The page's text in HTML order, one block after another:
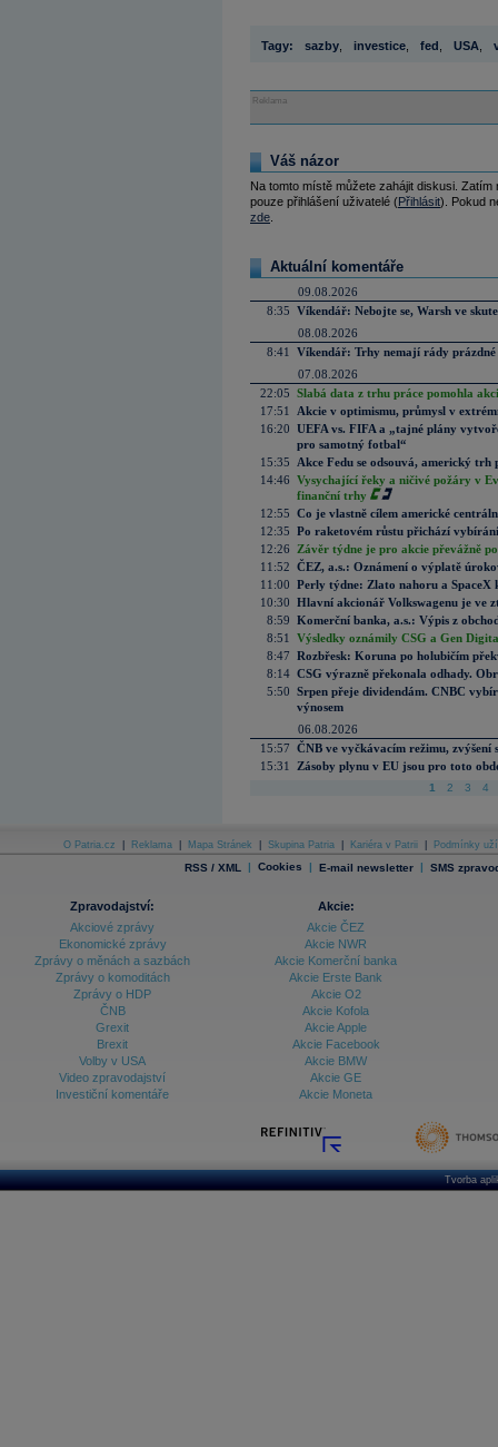
Tagy: sazby investice fed USA
Reklama
Váš názor
Na tomto místě můžete zahájit diskusi.
pouze přihlášení uživatelé (Přihlásit). Pokud
zde
Aktuální komentáře
09.08.2026
8:35 Víkendář: Nebojte se, Warsh ve
08.08.2026
8:41
Víkendář: Trhy nemají rády prázdné
07.08.2026
22:05 Slabá data z trhu práce pomohla
17:51
Akcie v optimismu, průmysl v
16:20 UEFA vs. FIFA a „tajné plány
pro samotný fotbal“
15:35
Akce Fedu se odsouvá, americký
14:46 Vysychající řeky a ničivé požáry v
finanční trhy
12:55 Co je vlastně cílem americké
12:35 Po raketovém růstu přichází
12:26
Závěr týdne je pro akcie převážně
11:52 ČEZ, a.s.: Oznámení o výplatě
11:00 Perly týdne: Zlato nahoru a SpaceX
10:30 Hlavní akcionář Volkswagenu je ve
8:59 Komerční banka, a.s.: Výpis z
8:51
Výsledky oznámily CSG a Gen
8:47 Rozbřesk: Koruna po holubičím
8:14 CSG výrazně překonala odhady.
5:50 Srpen přeje dividendám. CNBC
výnosem
06.08.2026
15:57 ČNB ve vyčkávacím režimu, zvýšení
15:31
Zásoby plynu v EU jsou pro toto
1 2 3 4
O Patria.cz Reklama Mapa Stránek Skupina Patria Kariéra v Patrii Podmínky
RSS / XML | Cookies | E-mail newsletter | SMS
Zpravodajství:
Akciové zprávy
Ekonomické zprávy
Zprávy o měnách a sazbách
Zprávy o komoditách
Zprávy o HDP
ČNB
Grexit
Brexit
Volby v USA
Video zpravodajství
Investiční komentáře
Akcie:
Akcie ČEZ
Akcie NWR
Akcie Komerční banka
Akcie Erste Bank
Akcie O2
Akcie Kofola
Akcie Apple
Akcie Facebook
Akcie BMW
Akcie GE
Akcie Moneta
Tvorba